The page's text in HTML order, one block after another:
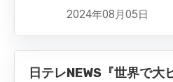
2024年08月05日
日テレNEWS『世界で大